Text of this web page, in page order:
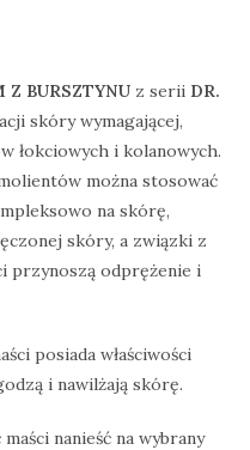
Z BURSZTYNU z serii DR.
skóry wymagającej,
łokciowych i kolanowych.
można stosować
na skórę,
skóry, a związki z
przynoszą odprężenie i
posiada właściwości
i nawilżają skórę.
nanieść na wybrany